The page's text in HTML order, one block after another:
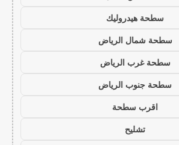
سطحة هيدروليك
سطحة شمال الرياض
سطحة غرب الرياض
سطحة جنوب الرياض
اقرب سطحة
تشليح